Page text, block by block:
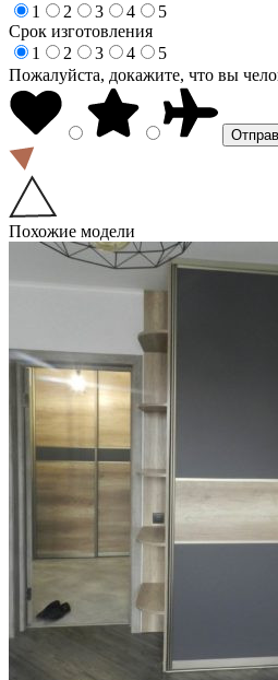
1
2 3 4
5
Срок изготовления
1
2 3 4
5
Пожалуйста, докажите, что вы
Похожие модели